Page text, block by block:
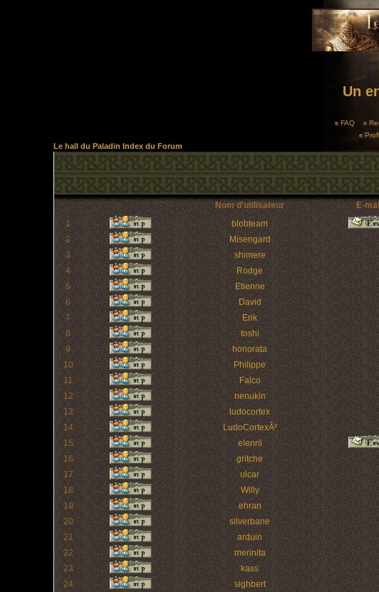
Un
FAQ
Le hall du Paladin Index du Forum
Nom d'utilisateur E-mail
1
blobteam
2
Misengard
3
shimere
4
Rodge
5
Etienne
6
David
7
Erik
8
toshi
9
honorata
10
Philippe
11
Falco
12
nenukin
13
ludocortex
14
LudoCortexÂ²
15
elenril
16
gritche
17
ulcar
18
Willy
19
ehran
20
silverbane
21
arduin
22
merinita
23
kass
24
sighbert